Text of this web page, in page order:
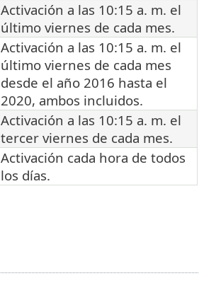
Activación a las 10:15 a. m. el
último viernes de cada mes.
Activación a las 10:15 a. m. el
último viernes de cada mes
desde el año 2016 hasta el
2020, ambos incluidos.
Activación a las 10:15 a. m. el
tercer viernes de cada mes.
Activación cada hora de todos
los días.